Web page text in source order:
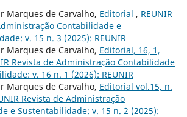
Marques de Carvalho, Editorial , REUNIR
Contabilidade e
v. 15 n. 3 (2025): REUNIR
Marques de Carvalho, Editorial, 16, 1,
Revista de Administração Contabilidade
v. 16 n. 1 (2026): REUNIR
Marques de Carvalho, Editorial vol.15, n.
Revista de Administração
e Sustentabilidade: v. 15 n. 2 (2025):